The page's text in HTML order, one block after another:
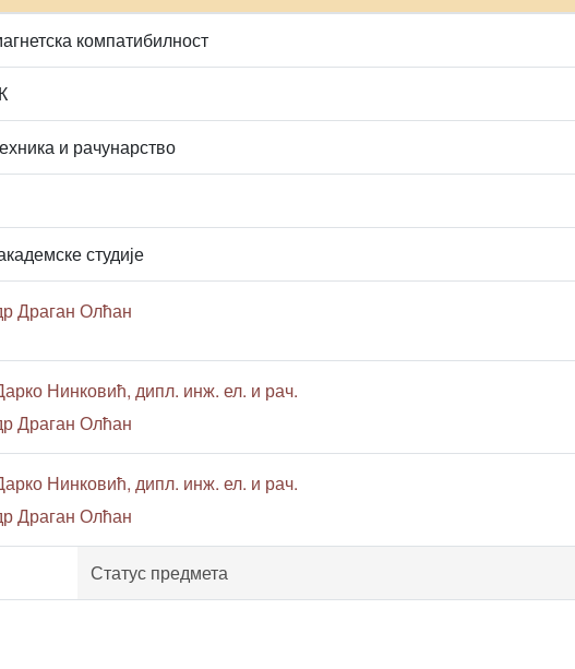
компатибилност
и рачунарство
студије
Драган Олћан
Нинковић, дипл. инж. ел. и рач.
Драган Олћан
Нинковић, дипл. инж. ел. и рач.
Драган Олћан
Статус предмета